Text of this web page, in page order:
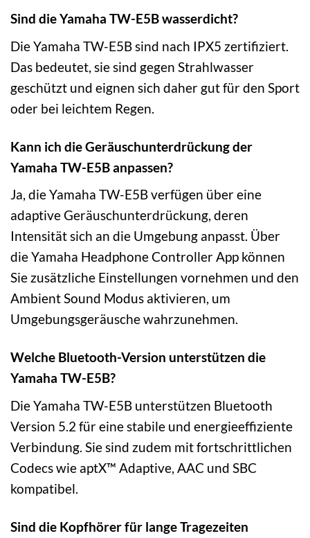
Sind die Yamaha TW-E5B wasserdicht?
Die Yamaha TW-E5B sind nach IPX5 zertifiziert.
Das bedeutet, sie sind gegen Strahlwasser
geschützt und eignen sich daher gut für den Sport
oder bei leichtem Regen.
Kann ich die Geräuschunterdrückung der
Yamaha TW-E5B anpassen?
Ja, die Yamaha TW-E5B verfügen über eine
adaptive Geräuschunterdrückung, deren
Intensität sich an die Umgebung anpasst. Über
die Yamaha Headphone Controller App können
Sie zusätzliche Einstellungen vornehmen und den
Ambient Sound Modus aktivieren, um
Umgebungsgeräusche wahrzunehmen.
Welche Bluetooth-Version unterstützen die
Yamaha TW-E5B?
Die Yamaha TW-E5B unterstützen Bluetooth
Version 5.2 für eine stabile und energieeffiziente
Verbindung. Sie sind zudem mit fortschrittlichen
Codecs wie aptX™ Adaptive, AAC und SBC
kompatibel.
Sind die Kopfhörer für lange Tragezeiten